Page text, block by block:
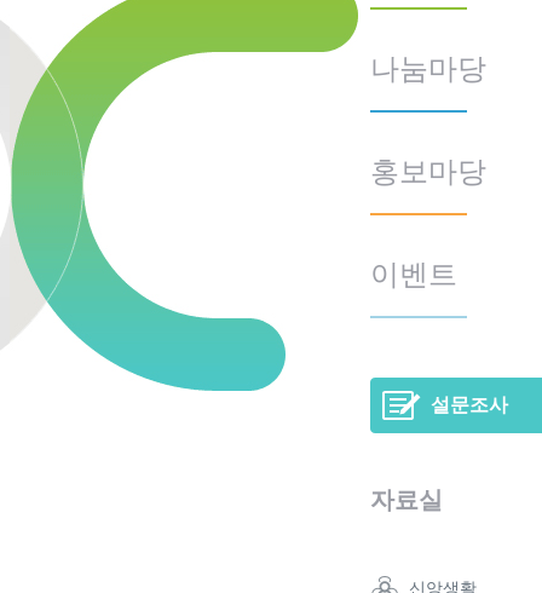
나눔마당
홍보마당
이벤트
설문조사
자료실
신앙생활